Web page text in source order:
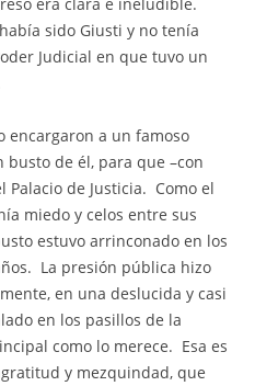
sido Giusti y no tenía
Judicial en que tuvo un
encargaron a un famoso
busto de él, para que –con
de Justicia. Como el
miedo y celos entre sus
estuvo arrinconado en los
La presión pública hizo
en una deslucida y casi
en los pasillos de la
como lo merece. Esa es
y mezquindad, que